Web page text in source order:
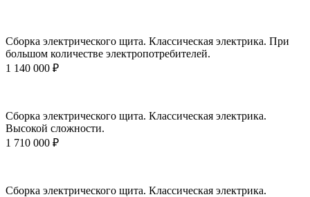
Сборка электрического щита. Классическая электрика. При
большом количестве электропотребителей.
1 140 000 ₽
Сборка электрического щита. Классическая электрика.
Высокой сложности.
1 710 000 ₽
Сборка электрического щита. Классическая электрика.